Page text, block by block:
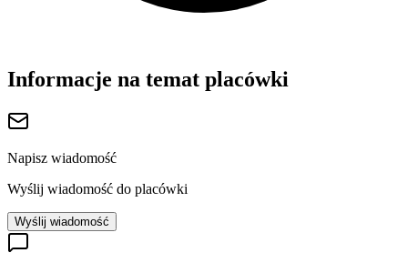
Informacje na temat placówki
Napisz wiadomość
Wyślij wiadomość do placówki
Wyślij wiadomość